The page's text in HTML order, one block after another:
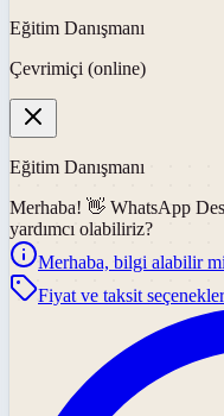
Eğitim Danışmanı
Çevrimiçi (online)
Eğitim Danışmanı
Merhaba! 👋 WhatsApp
yardımcı olabiliriz?
Merhaba, bilgi alabilir
Fiyat ve taksit